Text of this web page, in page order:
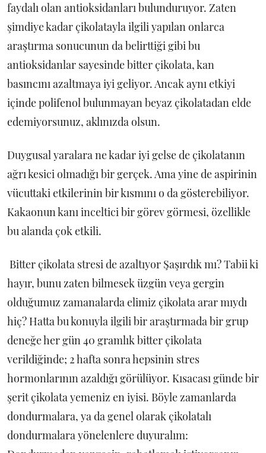
faydalı olan antioksidanları bulunduruyor. Zaten
şimdiye kadar çikolatayla ilgili yapılan onlarca
araştırma sonucunun da belirttiği gibi bu
antioksidanlar sayesinde bitter çikolata, kan
basıncını azaltmaya iyi geliyor. Ancak aynı etkiyi
içinde polifenol bulunmayan beyaz çikolatadan elde
edemiyorsunuz, aklınızda olsun.
Duygusal yaralara ne kadar iyi gelse de çikolatanın
ağrı kesici olmadığı bir gerçek. Ama yine de aspirinin
vücuttaki etkilerinin bir kısmını o da gösterebiliyor.
Kakaonun kanı inceltici bir görev görmesi, özellikle
bu alanda çok etkili.
Bitter çikolata stresi de azaltıyor Şaşırdık mı? Tabii ki
hayır, bunu zaten bilmesek üzgün veya gergin
olduğumuz zamanalarda elimiz çikolata arar mıydı
hiç? Hatta bu konuyla ilgili bir araştırmada bir grup
deneğe her gün 40 gramlık bitter çikolata
verildiğinde; 2 hafta sonra hepsinin stres
hormonlarının azaldığı görülüyor. Kısacası günde bir
şerit çikolata yemeniz en iyisi. Böyle zamanlarda
dondurmalara, ya da genel olarak çikolatalı
dondurmalara yönelenlere duyuralım: